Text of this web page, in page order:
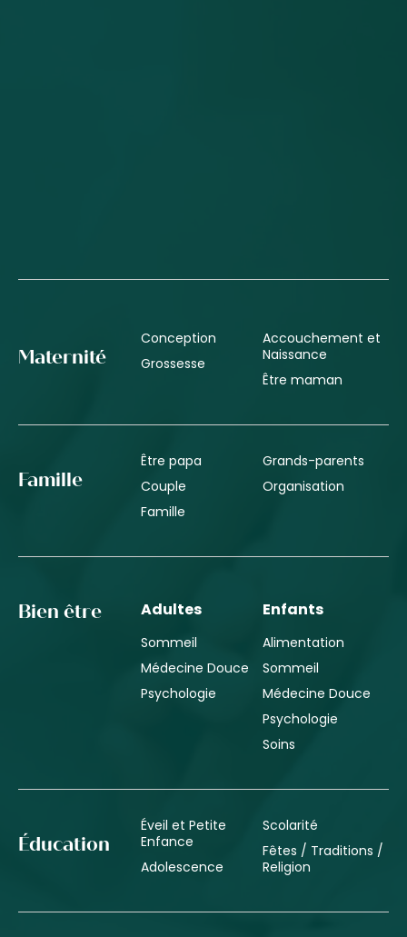
Maternité
Conception
Grossesse
Accouchement et
Naissance
Être maman
Famille
Être papa
Couple
Famille
Grands-parents
Organisation
Bien être Adultes
Sommeil
Médecine Douce
Psychologie
Enfants
Alimentation
Sommeil
Médecine Douce
Psychologie
Soins
Éducation
Éveil et Petite
Enfance
Adolescence
Scolarité
Fêtes / Traditions /
Religion